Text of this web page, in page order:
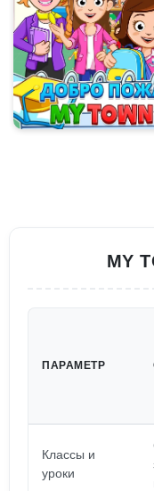
MY
ПАРАМЕТР
Классы и
уроки